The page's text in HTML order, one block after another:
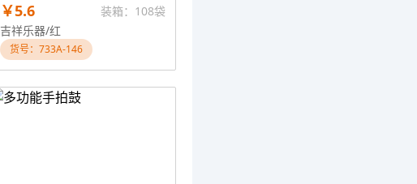
￥5.6
装箱：108袋
吉祥乐器/红
货号：733A-146